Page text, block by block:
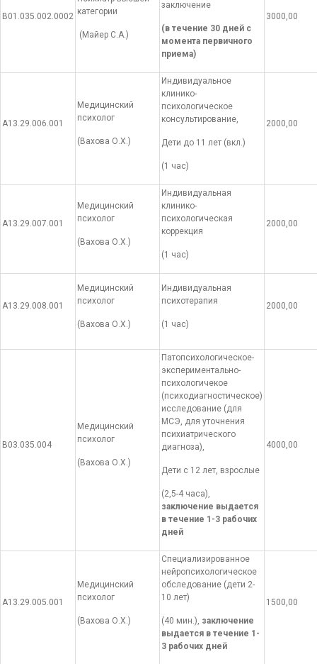
В01.035.002.0002 категории
(Майер С.А.)
заключение
(в течение 30 дней с
момента первичного
приема)
3000,00
А13.29.006.001
Медицинский
психолог
(Вахова О.Х.)
Индивидуальное
клинико-
психологическое
консультирование,
Дети до 11 лет (вкл.)
(1 час)
2000,00
А13.29.007.001
Медицинский
психолог
(Вахова О.Х.)
Индивидуальная
клинико-
психологическая
коррекция
(1 час)
2000,00
А13.29.008.001
Медицинский
психолог
(Вахова О.Х.)
Индивидуальная
психотерапия
(1 час)
2000,00
В03.035.004
Медицинский
психолог
(Вахова О.Х.)
Патопсихологическое-
экспериментально-
психологичекое
(психодиагностическое)
исследование (для
МСЭ, для уточнения
психиатрического
диагноза),
Дети с 12 лет, взрослые
(2,5-4 часа),
заключение выдается
в течение 1-3 рабочих
дней
4000,00
А13.29.005.001
Медицинский
психолог
(Вахова О.Х.)
Специализированное
нейропсихологическое
обследование (дети 2-
10 лет)
(40 мин.), заключение
выдается в течение 1-
3 рабочих дней
1500,00